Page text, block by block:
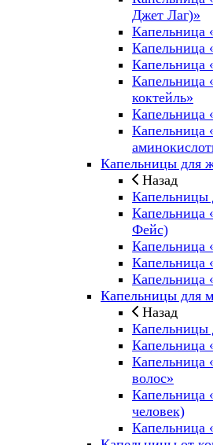
Джет Лаг)»
Капельница
Капельница
Капельница
Капельница
коктейль»
Капельница
Капельница
Капельницы для
Назад
Капельница
Фейс)
Капельница
Капельница
Капельница
Капельницы для
Назад
Капельницы
Капельница
Капельница
волос»
Капельница
человек)
Капельница